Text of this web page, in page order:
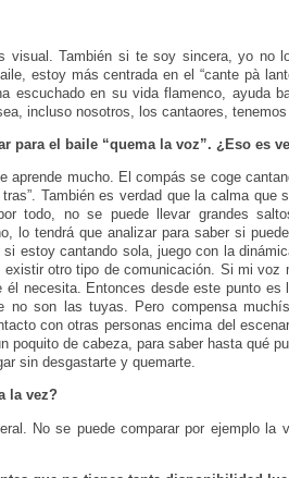
visual. También si te soy sincera, yo no
estoy más centrada en el “cante pà
escuchado en su vida flamenco, ayuda
incluso nosotros, los cantaores,
para el baile “quema la voz”. ¿Eso es
aprende mucho. El compás se coge
También es verdad que la calma que
todo, no se puede llevar grandes
lo tendrá que analizar para saber si
estoy cantando sola, juego con la
otro tipo de comunicación. Si mi voz
necesita. Entonces desde este punto es
no son las tuyas. Pero compensa
con otras personas encima del
poquito de cabeza, para saber hasta qué
sin desgastarte y quemarte.
la vez?
No se puede comparar por ejemplo la